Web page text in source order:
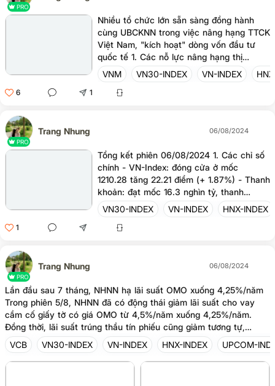
PRO
Nhiều tổ chức lớn sẵn sàng đồng hành
cùng UBCKNN trong việc nâng hạng TTCK
Việt Nam, "kích hoạt" dòng vốn đầu tư
quốc tế 1. Các nỗ lực nâng hạng thị
trường từ "Thị trường cận biên" lên "Thị
trường mới nổi" - Có nhiều tổ chức lớn
sẵn sàng đồng hành vì mục tiêu nâng
USD cho Việt Nam. Trong thời gian tới,
chính tại Việt Nam, gồm: thúc đẩy thị
trường tài chính, thị trường vốn phát triển
bền vững, đa dạng và toàn diện; hỗ trợ
các sản phẩm và dịch vụ có giá trị cao
hơn và hiện đại
VNM VN30-INDEX VN-INDEX
6 1
PRO
Trang Nhung 06/08/2024
Tổng kết phiên 06/08/2024 1. Các chỉ số
chính - VN-Index: đóng cửa ở mốc
1210.28 tăng 22.21 điểm (+ 1.87%) - Thanh
khoản: đạt mốc 16.3 nghìn tỷ, thanh
khoản giảm so với phiên hôm qua - NĐT
nước ngoài bán ròng phiên thứ 2 liên tiếp,
giá trị đạt -728.24 tỷ. Chủ yếu bán VJC,
tăng điểm tích cực, khép lại ngày giao
có phần chùng lại, nhưng đủ để chúng ta
kỳ vọng. Việc thị trường giảm sâu trong
phiên trước đã tạo ra một lượng cung lớn
cần thời gian để hấp thụ. Về cổ phiếu, đa
số cổ ph
VN30-INDEX VN-INDEX HNX-INDEX
1
PRO
Trang Nhung 06/08/2024
Lần đầu sau 7 tháng, NHNN hạ lãi suất OMO xuống 4,25%/năm
Trong phiên 5/8, NHNN đã có động thái giảm lãi suất cho vay
cầm cố giấy tờ có giá OMO từ 4,5%/năm xuống 4,25%/năm.
Đồng thời, lãi suất trúng thầu tín phiếu cũng giảm tương tự,
xuống 4,25%/năm. Đây là lần đầu tiên NHNN giảm lãi suất OMO
kể từ cuối năm 2023. Trong năm 2024, nhà điều hành đã có hai
lần nâng lãi suất OMO, vào tháng 4 và tháng 5. Ở chiều ngược
VCB VN30-INDEX VN-INDEX HNX-INDEX UPCOM-